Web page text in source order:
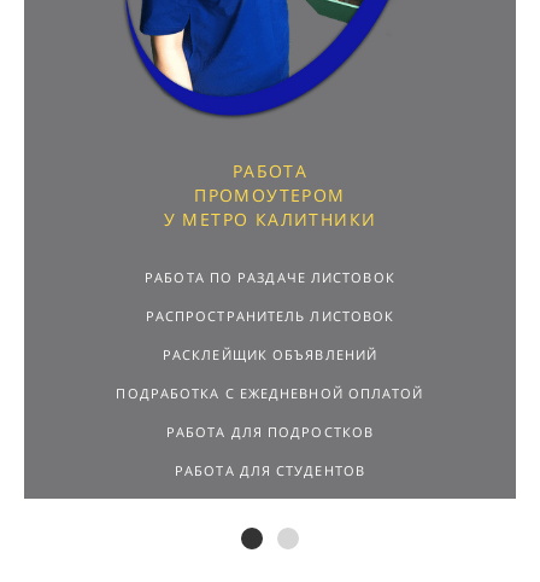
РАБОТА
ПРОМОУТЕРОМ
У МЕТРО КАЛИТНИКИ
РАБОТА ПО РАЗДАЧЕ ЛИСТОВОК
РАСПРОСТРАНИТЕЛЬ ЛИСТОВОК
РАСКЛЕЙЩИК ОБЪЯВЛЕНИЙ
ПОДРАБОТКА С ЕЖЕДНЕВНОЙ ОПЛАТОЙ
РАБОТА ДЛЯ ПОДРОСТКОВ
РАБОТА ДЛЯ СТУДЕНТОВ